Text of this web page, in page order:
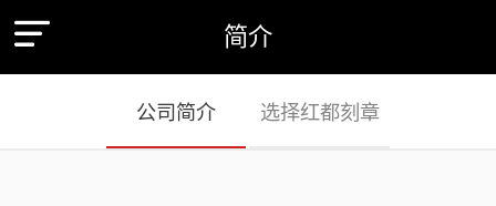
简介
公司简介 选择红都刻章